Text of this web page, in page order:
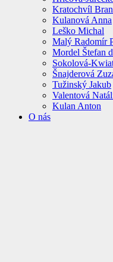
Kratochvíl
Kulanová Anna
Leško Michal
Malý Radomír
Mordel Štefan
Sokolová-
Šnajderová
Tužinský Jakub
Valentová
Kulan Anton
O nás